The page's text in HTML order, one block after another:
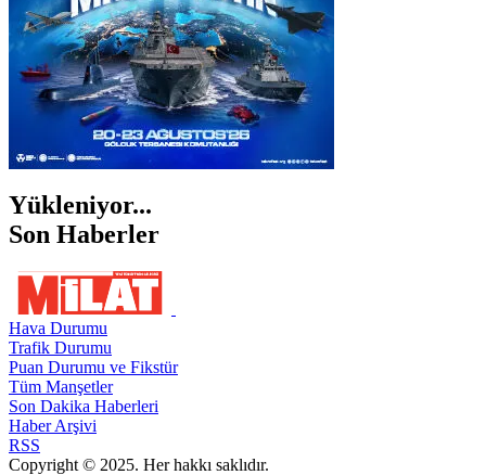
Yükleniyor...
Son Haberler
Hava Durumu
Trafik Durumu
Puan Durumu ve Fikstür
Tüm Manşetler
Son Dakika Haberleri
Haber Arşivi
RSS
Copyright © 2025. Her hakkı saklıdır.